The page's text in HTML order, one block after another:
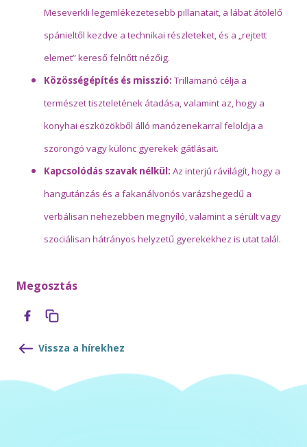
Meseverkli legemlékezetesebb pillanatait, a lábat átölelő
spánieltől kezdve a technikai részleteket, és a „rejtett
elemet” kereső felnőtt nézőig.
Közösségépítés és misszió:Trillamanó célja a
természet tiszteletének átadása, valamint az, hogy a
konyhai eszközökből álló manózenekarral feloldja a
szorongó vagy különc gyerekek gátlásait.
Kapcsolódás szavak nélkül: Az interjú rávilágít, hogy a
hangutánzás és a fakanálvonós varázshegedű a
verbálisan nehezebben megnyíló, valamint a sérült vagy
szociálisan hátrányos helyzetű gyerekekhez is utat talál.
Megosztás
Vissza a hírekhez